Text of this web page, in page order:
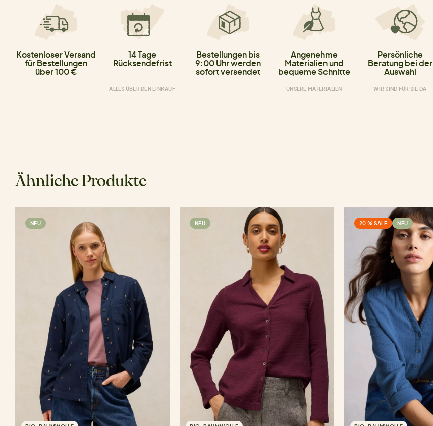
Kostenloser Versand
für Bestellungen
über 100 €
14 Tage
Rücksendefrist
ALLES ÜBER DEN EINKAUF
Bestellungen bis
9:00 Uhr werden
sofort versendet
Angenehme
Materialien und
bequeme Schnitte
UNSERE MATERIALIEN
Persönliche
Beratung bei der
Auswahl
WIR SIND FÜR SIE DA
Ähnliche Produkte
NEU NEU 20 % SALE NEU